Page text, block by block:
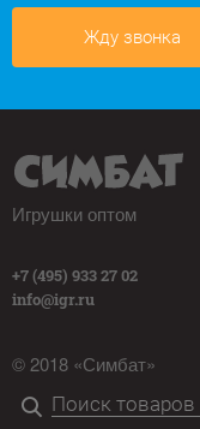
Жду звонка
Игрушки оптом
+7 (495) 933 27 02
info@igr.ru
© 2018 «Симбат»